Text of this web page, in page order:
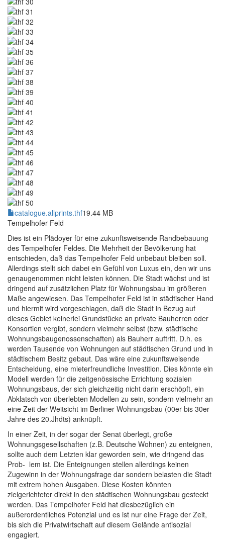
catalogue.allprints.thf19.44 MB
Tempelhofer Feld
Dies ist ein Plädoyer für eine zukunftsweisende Randbebauung
des Tempelhofer Feldes. Die Mehrheit der Bevölkerung hat
entschieden, daß das Tempelhofer Feld unbebaut bleiben soll.
Allerdings stellt sich dabei ein Gefühl von Luxus ein, den wir uns
genaugenommen nicht leisten können. Die Stadt wächst und ist
dringend auf zusätzlichen Platz für Wohnungsbau im größeren
Maße angewiesen. Das Tempelhofer Feld ist in städtischer Hand
und hiermit wird vorgeschlagen, daß die Stadt in Bezug auf
dieses Gebiet keinerlei Grundstücke an private Bauherren oder
Konsortien vergibt, sondern vielmehr selbst (bzw. städtische
Wohnungsbaugenossenschaften) als Bauherr auftritt. D.h. es
werden Tausende von Wohnungen auf städtischen Grund und in
städtischem Besitz gebaut. Das wäre eine zukunftsweisende
Entscheidung, eine mieterfreundliche Investition. Dies könnte ein
Modell werden für die zeitgenössische Errichtung sozialen
Wohnungsbaus, der sich gleichzeitig nicht darin erschöpft, ein
Abklatsch von überlebten Modellen zu sein, sondern vielmehr an
eine Zeit der Weitsicht im Berliner Wohnungsbau (00er bis 30er
Jahre des 20.Jhdts) anknüpft.
In einer Zeit, in der sogar der Senat überlegt, große
Wohnungsgesellschaften (z.B. Deutsche Wohnen) zu enteignen,
sollte auch dem Letzten klar geworden sein, wie dringend das
Prob- lem ist. Die Enteignungen stellen allerdings keinen
Zugewinn in der Wohnungsfrage dar sondern belasten die Stadt
mit extrem hohen Ausgaben. Diese Kosten könnten
zielgerichteter direkt in den städtischen Wohnungsbau gesteckt
werden. Das Tempelhofer Feld hat diesbezüglich ein
außerordentliches Potenzial und es ist nur eine Frage der Zeit,
bis sich die Privatwirtschaft auf diesem Gelände antisozial
engagiert.